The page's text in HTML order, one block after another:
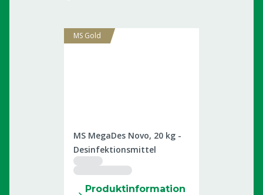
MS Gold
MS MegaDes Novo, 20 kg -
Desinfektionsmittel
Produktinformation